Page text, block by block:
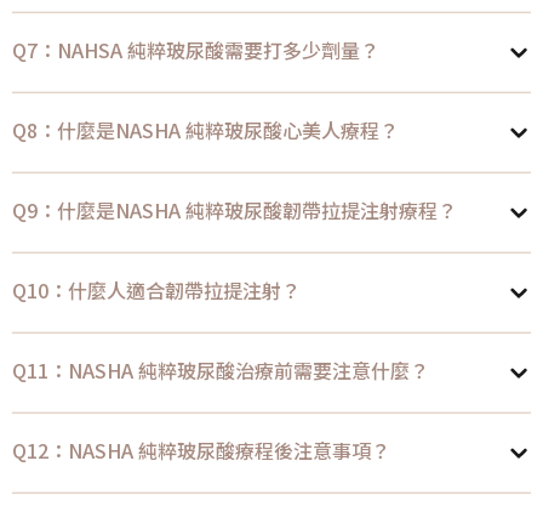
Q7：NAHSA 純粹玻尿酸需要打多少劑量？
Q8：什麼是NASHA 純粹玻尿酸心美人療程？
Q9：什麼是NASHA 純粹玻尿酸韌帶拉提注射療程？
Q10：什麼人適合韌帶拉提注射？
Q11：NASHA 純粹玻尿酸治療前需要注意什麼？
Q12：NASHA 純粹玻尿酸療程後注意事項？